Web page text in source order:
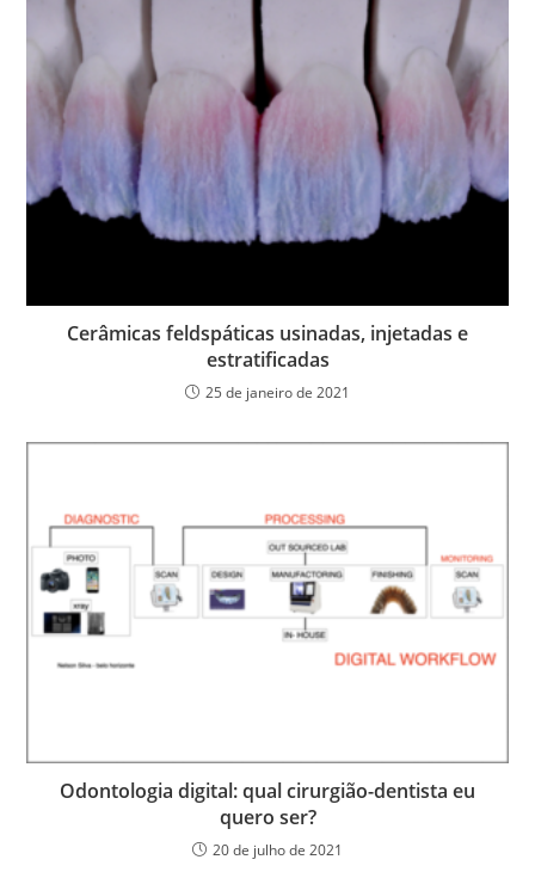
Cerâmicas feldspáticas usinadas, injetadas e
estratificadas
25 de janeiro de 2021
Odontologia digital: qual cirurgião-dentista eu
quero ser?
20 de julho de 2021